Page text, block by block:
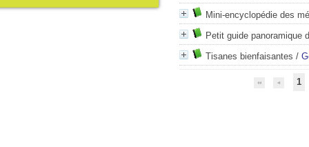
Mini-encyclopédie des
Petit guide panoramique
Tisanes bienfaisantes /
1